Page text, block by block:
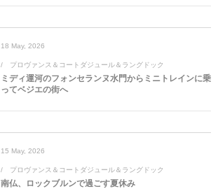
18 May, 2026
プロヴァンス＆コートダジュール＆ラングドック
ミディ運河のフォンセランヌ水門からミニトレインに乗
ってベジエの街へ
15 May, 2026
プロヴァンス＆コートダジュール＆ラングドック
南仏、ロックブルンで過ごす夏休み